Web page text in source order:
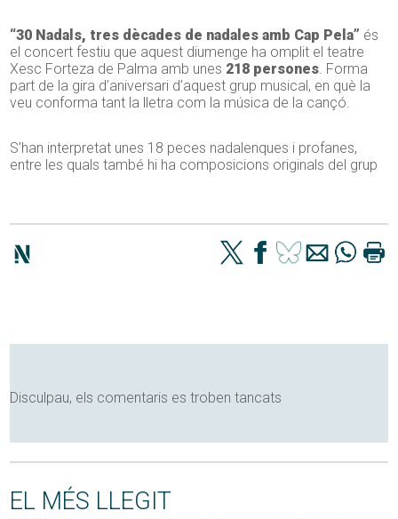
“30 Nadals, tres dècades de nadales amb Cap Pela” és
el concert festiu que aquest diumenge ha omplit el teatre
Xesc Forteza de Palma amb unes 218 persones. Forma
part de la gira d’aniversari d’aquest grup musical, en què la
veu conforma tant la lletra com la música de la cançó.
S’han interpretat unes 18 peces nadalenques i profanes,
entre les quals també hi ha composicions originals del grup
Disculpau, els comentaris es troben tancats
EL MÉS LLEGIT